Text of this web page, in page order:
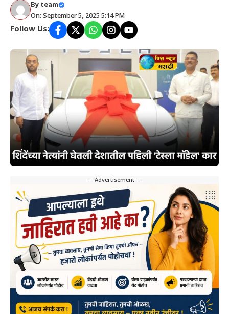
By team
On: September 5, 2025 5:14 PM
Follow Us:
---Advertisement---